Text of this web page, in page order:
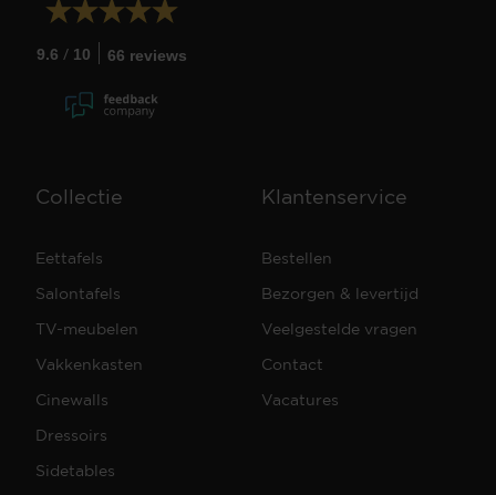
9.6 / 10 66 reviews
Collectie
Eettafels
Salontafels
TV-meubelen
Vakkenkasten
Cinewalls
Dressoirs
Sidetables
Klantenservice
Bestellen
Bezorgen & levertijd
Veelgestelde vragen
Contact
Vacatures